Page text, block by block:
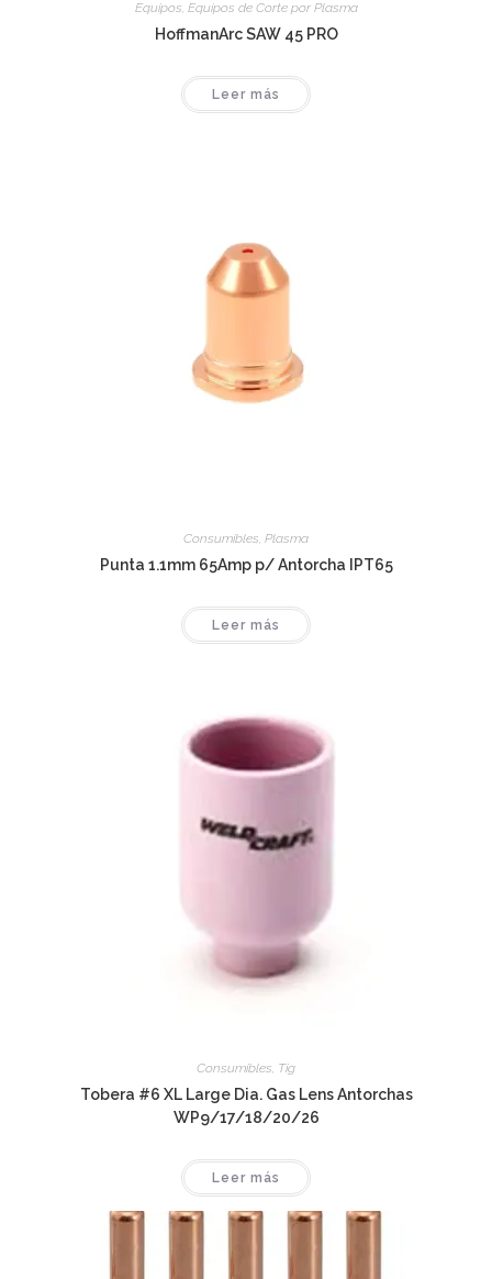
Equipos, Equipos de Corte por Plasma
HoffmanArc SAW 45 PRO
Leer más
Consumibles, Plasma
Punta 1.1mm 65Amp p/ Antorcha IPT65
Leer más
Consumibles, Tig
Tobera #6 XL Large Dia. Gas Lens Antorchas
WP9/17/18/20/26
Leer más